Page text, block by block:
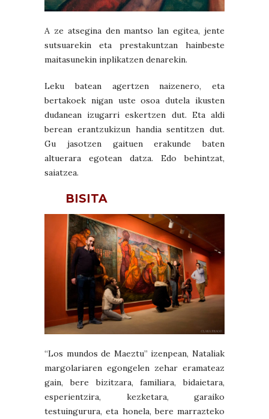
A ze atsegina den mantso lan egitea, jente
sutsuarekin eta prestakuntzan hainbeste
maitasunekin inplikatzen denarekin.
Leku batean agertzen naizenero, eta
bertakoek nigan uste osoa dutela ikusten
dudanean izugarri eskertzen dut. Eta aldi
berean erantzukizun handia sentitzen dut.
Gu jasotzen gaituen erakunde baten
altuerara egotean datza. Edo behintzat,
saiatzea.
BISITA
“Los mundos de Maeztu” izenpean, Nataliak
margolariaren egongelen zehar eramateaz
gain, bere bizitzara, familiara, bidaietara,
esperientzira, kezketara, garaiko
testuingurura, eta honela, bere marrazteko